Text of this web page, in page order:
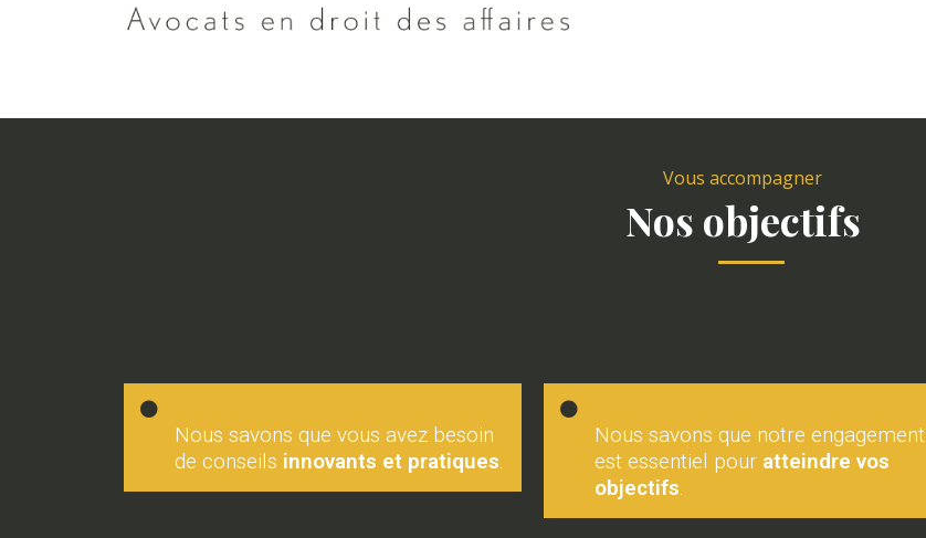
Vous accompagner
Nos objectifs
Nous savons que vous avez besoin
de conseils innovants et pratiques.
Nous savons que notre engagement
est essentiel pour atteindre vos
objectifs.